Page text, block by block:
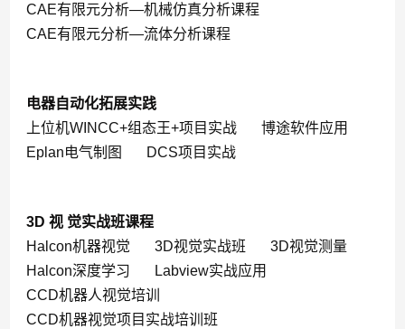
CAE有限元分析—机械仿真分析课程
CAE有限元分析—流体分析课程
电器自动化拓展实践
上位机WINCC+组态王+项目实战
博途软件应用
Eplan电气制图
DCS项目实战
3D 视 觉实战班课程
Halcon机器视觉
3D视觉实战班
3D视觉测量
Halcon深度学习
Labview实战应用
CCD机器人视觉培训
CCD机器视觉项目实战培训班